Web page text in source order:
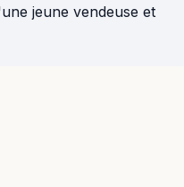
jeune vendeuse et